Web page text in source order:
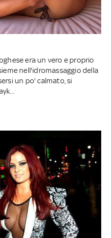
era un vero e proprio
nell'idromassaggio della
un po' calmato, si